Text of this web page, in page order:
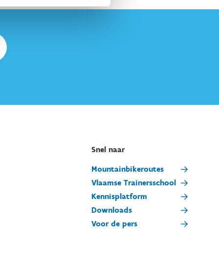
Snel naar
Mountainbikeroutes
Vlaamse Trainersschool
Kennisplatform
Downloads
Voor de pers